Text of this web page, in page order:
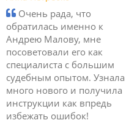
Очень рада, что
обратилась именно к
Андрею Малову, мне
посоветовали его как
специалиста с большим
судебным опытом. Узнала
много нового и получила
инструкции как впредь
избежать ошибок!